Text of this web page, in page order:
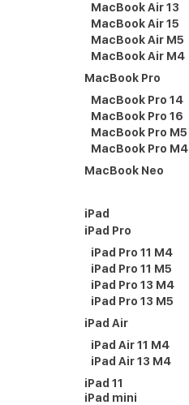
MacBook Air 13
MacBook Air 15
MacBook Air M5
MacBook Air M4
MacBook Pro
MacBook Pro 14
MacBook Pro 16
MacBook Pro M5
MacBook Pro M4
MacBook Neo
iPad
iPad Pro
iPad Pro 11 M4
iPad Pro 11 M5
iPad Pro 13 M4
iPad Pro 13 M5
iPad Air
iPad Air 11 M4
iPad Air 13 M4
iPad 11
iPad mini